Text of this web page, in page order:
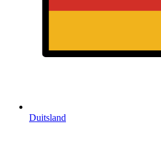
Duitsland